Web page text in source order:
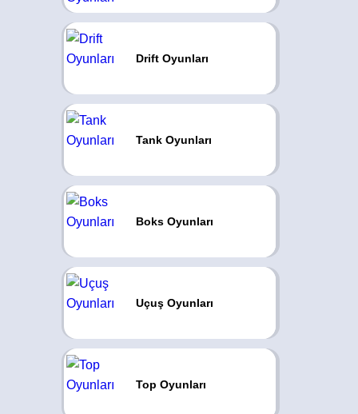
Drift Oyunları
Tank Oyunları
Boks Oyunları
Uçuş Oyunları
Top Oyunları